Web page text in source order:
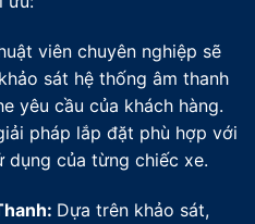
viên chuyên nghiệp sẽ
sát hệ thống âm thanh
yêu cầu của khách hàng.
pháp lắp đặt phù hợp với
dụng của từng chiếc xe.
Dựa trên khảo sát,